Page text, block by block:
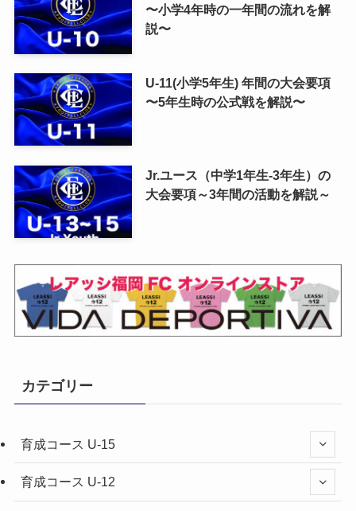
〜小学4年時の一年間の流れを解
説〜
U-11(小学5年生) 年間の大会要項
〜5年生時の公式戦を解説〜
Jr.ユース（中学1年生-3年生）の
大会要項～3年間の活動を解説～
カテゴリー
育成コース U-15
育成コース U-12